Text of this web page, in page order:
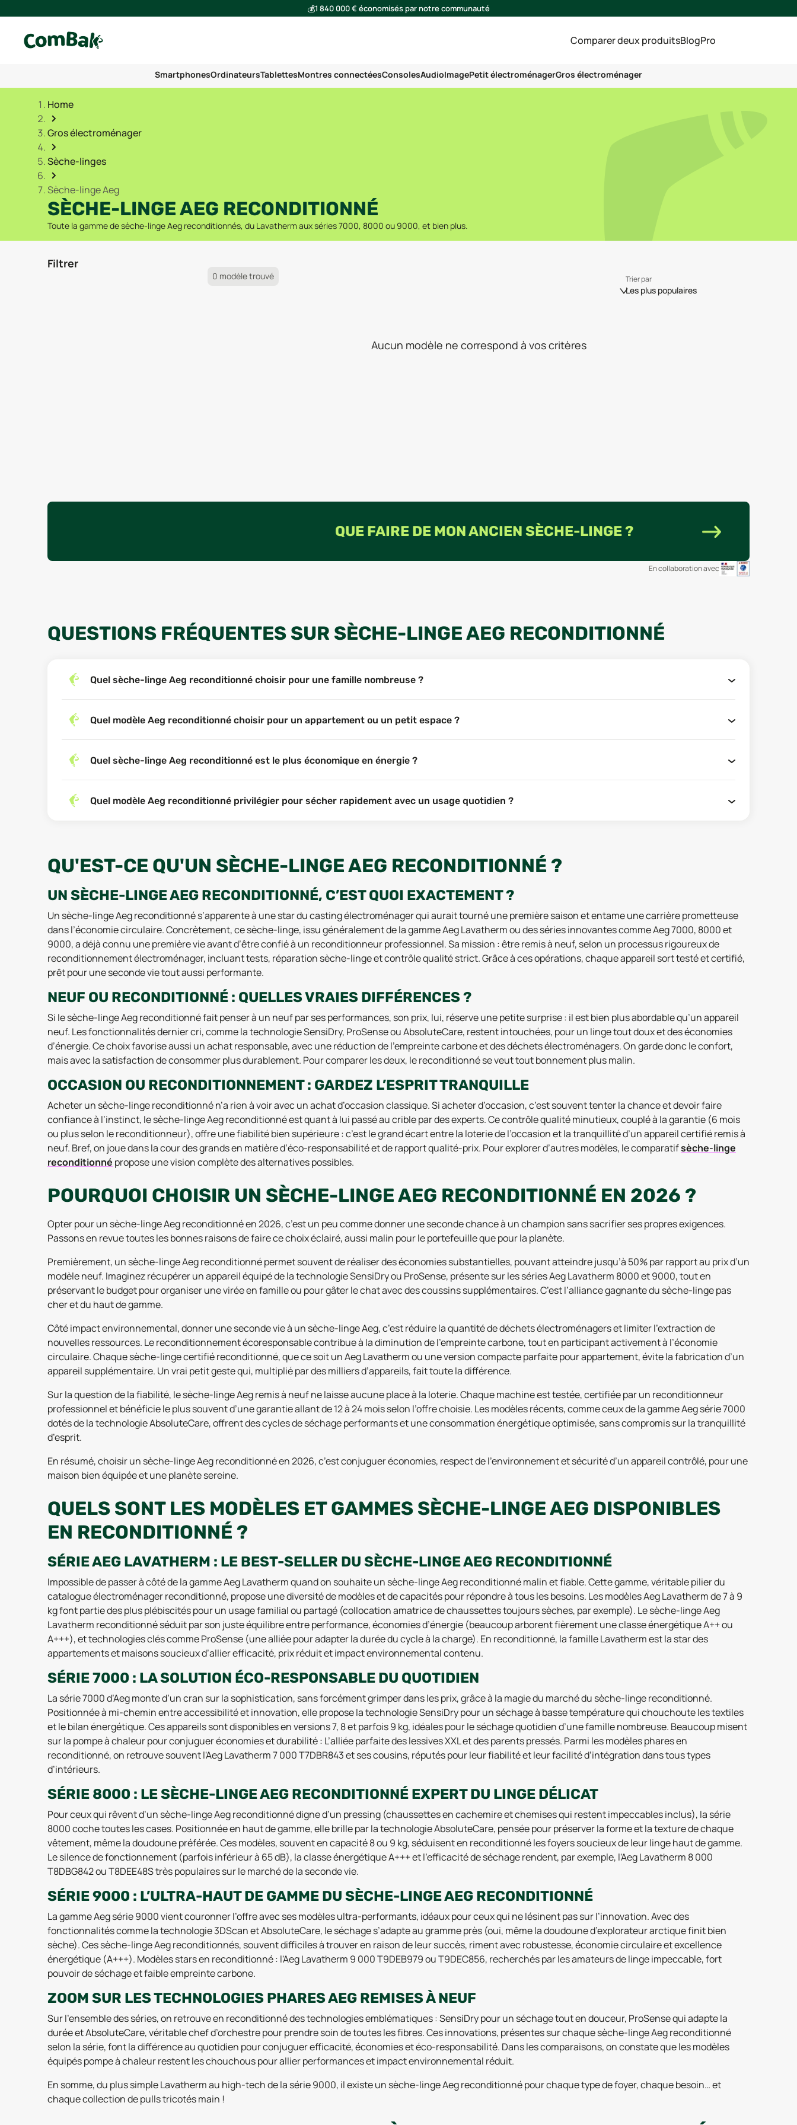
💰1 840 000 € économisés par notre communauté
Comparer deux produitsBlogPro
SmartphonesOrdinateursTablettesMontres connectéesConsolesAudioImagePetit électroménagerGros électroménager
Home
Gros électroménager
Sèche-linges
Sèche-linge Aeg
SÈCHE-LINGE AEG RECONDITIONNÉ
Toute la gamme de sèche-linge Aeg reconditionnés, du Lavatherm aux séries 7000, 8000 ou 9000, et bien plus.
Filtrer
0 modèle trouvé Trier par
Les plus populaires
Aucun modèle ne correspond à vos critères
QUE FAIRE DE MON ANCIEN SÈCHE-LINGE ?
En collaboration avec
QUESTIONS FRÉQUENTES SUR SÈCHE-LINGE AEG RECONDITIONNÉ
Quel sèche-linge Aeg reconditionné choisir pour une famille nombreuse ?
Quel modèle Aeg reconditionné choisir pour un appartement ou un petit espace ?
Quel sèche-linge Aeg reconditionné est le plus économique en énergie ?
Quel modèle Aeg reconditionné privilégier pour sécher rapidement avec un usage quotidien ?
QU'EST-CE QU'UN SÈCHE-LINGE AEG RECONDITIONNÉ ?
UN SÈCHE-LINGE AEG RECONDITIONNÉ, C’EST QUOI EXACTEMENT ?
Un sèche-linge Aeg reconditionné s’apparente à une star du casting électroménager qui aurait tourné une première saison et entame une carrière prometteuse
dans l’économie circulaire. Concrètement, ce sèche-linge, issu généralement de la gamme Aeg Lavatherm ou des séries innovantes comme Aeg 7000, 8000 et
9000, a déjà connu une première vie avant d’être confié à un reconditionneur professionnel. Sa mission : être remis à neuf, selon un processus rigoureux de
reconditionnement électroménager, incluant tests, réparation sèche-linge et contrôle qualité strict. Grâce à ces opérations, chaque appareil sort testé et certifié,
prêt pour une seconde vie tout aussi performante.
NEUF OU RECONDITIONNÉ : QUELLES VRAIES DIFFÉRENCES ?
Si le sèche-linge Aeg reconditionné fait penser à un neuf par ses performances, son prix, lui, réserve une petite surprise : il est bien plus abordable qu’un appareil
neuf. Les fonctionnalités dernier cri, comme la technologie SensiDry, ProSense ou AbsoluteCare, restent intouchées, pour un linge tout doux et des économies
d’énergie. Ce choix favorise aussi un achat responsable, avec une réduction de l’empreinte carbone et des déchets électroménagers. On garde donc le confort,
mais avec la satisfaction de consommer plus durablement. Pour comparer les deux, le reconditionné se veut tout bonnement plus malin.
OCCASION OU RECONDITIONNEMENT : GARDEZ L’ESPRIT TRANQUILLE
Acheter un sèche-linge reconditionné n’a rien à voir avec un achat d’occasion classique. Si acheter d’occasion, c’est souvent tenter la chance et devoir faire
confiance à l’instinct, le sèche-linge Aeg reconditionné est quant à lui passé au crible par des experts. Ce contrôle qualité minutieux, couplé à la garantie (6 mois
ou plus selon le reconditionneur), offre une fiabilité bien supérieure : c’est le grand écart entre la loterie de l’occasion et la tranquillité d’un appareil certifié remis à
neuf. Bref, on joue dans la cour des grands en matière d’éco-responsabilité et de rapport qualité-prix. Pour explorer d’autres modèles, le comparatifsèche-linge
reconditionné propose une vision complète des alternatives possibles.
POURQUOI CHOISIR UN SÈCHE-LINGE AEG RECONDITIONNÉ EN 2026 ?
Opter pour un sèche-linge Aeg reconditionné en 2026, c’est un peu comme donner une seconde chance à un champion sans sacrifier ses propres exigences.
Passons en revue toutes les bonnes raisons de faire ce choix éclairé, aussi malin pour le portefeuille que pour la planète.
Premièrement, un sèche-linge Aeg reconditionné permet souvent de réaliser des économies substantielles, pouvant atteindre jusqu’à 50% par rapport au prix d’un
modèle neuf. Imaginez récupérer un appareil équipé de la technologie SensiDry ou ProSense, présente sur les séries Aeg Lavatherm 8000 et 9000, tout en
préservant le budget pour organiser une virée en famille ou pour gâter le chat avec des coussins supplémentaires. C’est l’alliance gagnante du sèche-linge pas
cher et du haut de gamme.
Côté impact environnemental, donner une seconde vie à un sèche-linge Aeg, c’est réduire la quantité de déchets électroménagers et limiter l’extraction de
nouvelles ressources. Le reconditionnement écoresponsable contribue à la diminution de l’empreinte carbone, tout en participant activement à l’économie
circulaire. Chaque sèche-linge certifié reconditionné, que ce soit un Aeg Lavatherm ou une version compacte parfaite pour appartement, évite la fabrication d’un
appareil supplémentaire. Un vrai petit geste qui, multiplié par des milliers d’appareils, fait toute la différence.
Sur la question de la fiabilité, le sèche-linge Aeg remis à neuf ne laisse aucune place à la loterie. Chaque machine est testée, certifiée par un reconditionneur
professionnel et bénéficie le plus souvent d’une garantie allant de 12 à 24 mois selon l’offre choisie. Les modèles récents, comme ceux de la gamme Aeg série 7000
dotés de la technologie AbsoluteCare, offrent des cycles de séchage performants et une consommation énergétique optimisée, sans compromis sur la tranquillité
d’esprit.
En résumé, choisir un sèche-linge Aeg reconditionné en 2026, c’est conjuguer économies, respect de l’environnement et sécurité d’un appareil contrôlé, pour une
maison bien équipée et une planète sereine.
QUELS SONT LES MODÈLES ET GAMMES SÈCHE-LINGE AEG DISPONIBLES
EN RECONDITIONNÉ ?
SÉRIE AEG LAVATHERM : LE BEST-SELLER DU SÈCHE-LINGE AEG RECONDITIONNÉ
Impossible de passer à côté de la gamme Aeg Lavatherm quand on souhaite un sèche-linge Aeg reconditionné malin et fiable. Cette gamme, véritable pilier du
catalogue électroménager reconditionné, propose une diversité de modèles et de capacités pour répondre à tous les besoins. Les modèles Aeg Lavatherm de 7 à 9
kg font partie des plus plébiscités pour un usage familial ou partagé (collocation amatrice de chaussettes toujours sèches, par exemple). Le sèche-linge Aeg
Lavatherm reconditionné séduit par son juste équilibre entre performance, économies d’énergie (beaucoup arborent fièrement une classe énergétique A++ ou
A+++), et technologies clés comme ProSense (une alliée pour adapter la durée du cycle à la charge). En reconditionné, la famille Lavatherm est la star des
appartements et maisons soucieux d’allier efficacité, prix réduit et impact environnemental contenu.
SÉRIE 7000 : LA SOLUTION ÉCO-RESPONSABLE DU QUOTIDIEN
La série 7000 d’Aeg monte d’un cran sur la sophistication, sans forcément grimper dans les prix, grâce à la magie du marché du sèche-linge reconditionné.
Positionnée à mi-chemin entre accessibilité et innovation, elle propose la technologie SensiDry pour un séchage à basse température qui chouchoute les textiles
et le bilan énergétique. Ces appareils sont disponibles en versions 7, 8 et parfois 9 kg, idéales pour le séchage quotidien d’une famille nombreuse. Beaucoup misent
sur la pompe à chaleur pour conjuguer économies et durabilité : L’alliée parfaite des lessives XXL et des parents pressés. Parmi les modèles phares en
reconditionné, on retrouve souvent l'Aeg Lavatherm 7 000 T7DBR843 et ses cousins, réputés pour leur fiabilité et leur facilité d’intégration dans tous types
d’intérieurs.
SÉRIE 8000 : LE SÈCHE-LINGE AEG RECONDITIONNÉ EXPERT DU LINGE DÉLICAT
Pour ceux qui rêvent d’un sèche-linge Aeg reconditionné digne d’un pressing (chaussettes en cachemire et chemises qui restent impeccables inclus), la série
8000 coche toutes les cases. Positionnée en haut de gamme, elle brille par la technologie AbsoluteCare, pensée pour préserver la forme et la texture de chaque
vêtement, même la doudoune préférée. Ces modèles, souvent en capacité 8 ou 9 kg, séduisent en reconditionné les foyers soucieux de leur linge haut de gamme.
Le silence de fonctionnement (parfois inférieur à 65 dB), la classe énergétique A+++ et l’efficacité de séchage rendent, par exemple, l'Aeg Lavatherm 8 000
T8DBG842 ou T8DEE48S très populaires sur le marché de la seconde vie.
SÉRIE 9000 : L’ULTRA-HAUT DE GAMME DU SÈCHE-LINGE AEG RECONDITIONNÉ
La gamme Aeg série 9000 vient couronner l’offre avec ses modèles ultra-performants, idéaux pour ceux qui ne lésinent pas sur l’innovation. Avec des
fonctionnalités comme la technologie 3DScan et AbsoluteCare, le séchage s’adapte au gramme près (oui, même la doudoune d’explorateur arctique finit bien
sèche). Ces sèche-linge Aeg reconditionnés, souvent difficiles à trouver en raison de leur succès, riment avec robustesse, économie circulaire et excellence
énergétique (A+++). Modèles stars en reconditionné : l'Aeg Lavatherm 9 000 T9DEB979 ou T9DEC856, recherchés par les amateurs de linge impeccable, fort
pouvoir de séchage et faible empreinte carbone.
ZOOM SUR LES TECHNOLOGIES PHARES AEG REMISES À NEUF
Sur l’ensemble des séries, on retrouve en reconditionné des technologies emblématiques : SensiDry pour un séchage tout en douceur, ProSense qui adapte la
durée et AbsoluteCare, véritable chef d’orchestre pour prendre soin de toutes les fibres. Ces innovations, présentes sur chaque sèche-linge Aeg reconditionné
selon la série, font la différence au quotidien pour conjuguer efficacité, économies et éco-responsabilité. Dans les comparaisons, on constate que les modèles
équipés pompe à chaleur restent les chouchous pour allier performances et impact environnemental réduit.
En somme, du plus simple Lavatherm au high-tech de la série 9000, il existe un sèche-linge Aeg reconditionné pour chaque type de foyer, chaque besoin… et
chaque collection de pulls tricotés main !